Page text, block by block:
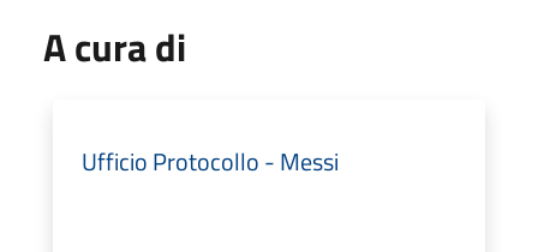
A cura di
Ufficio Protocollo - Messi